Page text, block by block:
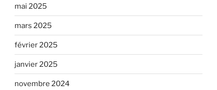
mai 2025
mars 2025
février 2025
janvier 2025
novembre 2024